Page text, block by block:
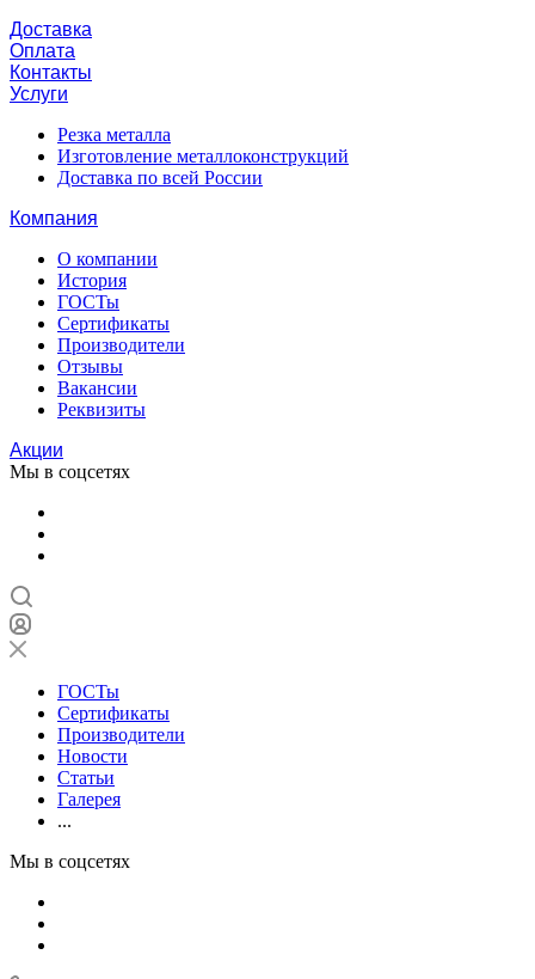
Доставка
Оплата
Контакты
Услуги
Резка металла
Изготовление металлоконструкций
Доставка по всей России
Компания
О компании
История
ГОСТы
Сертификаты
Производители
Отзывы
Вакансии
Реквизиты
Акции
Мы в соцсетях
ГОСТы
Сертификаты
Производители
Новости
Статьи
Галерея
...
Мы в соцсетях